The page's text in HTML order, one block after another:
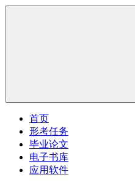
首页
形考任务
毕业论文
电子书库
应用软件